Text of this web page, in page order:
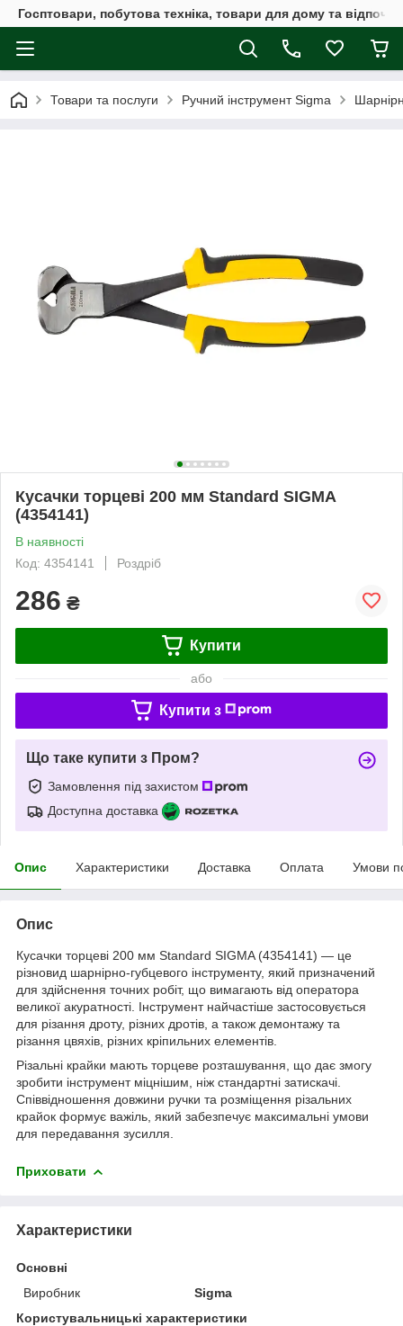
Госптовари, побутова техніка, товари для дому та
Товари та послуги Ручний інструмент Sigma
Кусачки торцеві 200 мм Standard SIGMA
(4354141)
В наявності
Код: 4354141
Роздріб
286 ₴
Купити
або
Купити з
Що таке купити з Пром?
Замовлення під захистом
Доступна доставка
Опис Характеристики Доставка Оплата Умови
Опис
Кусачки торцеві 200 мм Standard SIGMA (4354141) — це
різновид шарнірно-губцевого інструменту, який призначений
для здійснення точних робіт, що вимагають від оператора
великої акуратності. Інструмент найчастіше застосовується
для різання дроту, різних дротів, а також демонтажу та
різання цвяхів, різних кріпильних елементів.
Різальні крайки мають торцеве розташування, що дає змогу
зробити інструмент міцнішим, ніж стандартні затискачі.
Співвідношення довжини ручки та розміщення різальних
крайок формує важіль, який забезпечує максимальні умови
для передавання зусилля.
Приховати
Характеристики
Основні
Виробник
Sigma
Користувальницькі характеристики